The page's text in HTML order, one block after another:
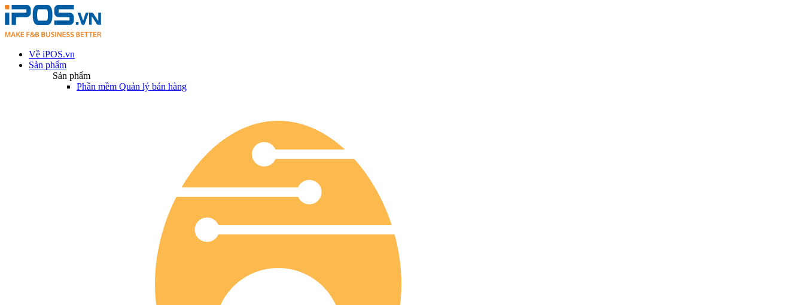
Về iPOS.vn
Sản phẩm
Sản phẩm
Phần mềm Quản lý bán hàng